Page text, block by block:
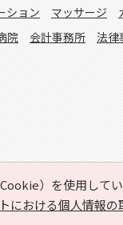
）を使用して
における個人情報の
ション マッサージ
院 会計事務所 法律